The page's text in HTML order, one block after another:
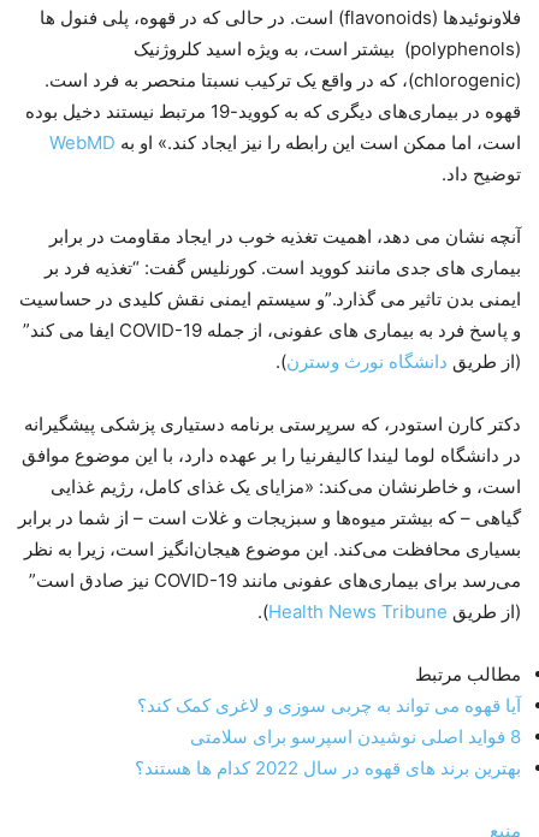
فلاونوئیدها (flavonoids) است. در حالی که در قهوه، پلی فنول ها
(polyphenols) بیشتر است، به ویژه اسید کلروژنیک
(chlorogenic)، که در واقع یک ترکیب نسبتا منحصر به فرد است.
قهوه در بیماری‌های دیگری که به کووید-19 مرتبط نیستند دخیل بوده
است، اما ممکن است این رابطه را نیز ایجاد کند.» او به WebMD
توضیح داد.
آنچه نشان می دهد، اهمیت تغذیه خوب در ایجاد مقاومت در برابر
بیماری های جدی مانند کووید است. کورنلیس گفت: “تغذیه فرد بر
ایمنی بدن تاثیر می گذارد.”و سیستم ایمنی نقش کلیدی در حساسیت
و پاسخ فرد به بیماری های عفونی، از جمله COVID-19 ایفا می کند”
(از طریق دانشگاه نورث وسترن).
دکتر کارن استودر، که سرپرستی برنامه دستیاری پزشکی پیشگیرانه
در دانشگاه لوما لیندا کالیفرنیا را بر عهده دارد، با این موضوع موافق
است، و خاطرنشان می‌کند: «مزایای یک غذای کامل، رژیم غذایی
گیاهی – که بیشتر میوه‌ها و سبزیجات و غلات است – از شما در برابر
بسیاری محافظت می‌کند. این موضوع هیجان‌انگیز است، زیرا به نظر
می‌رسد برای بیماری‌های عفونی مانند COVID-19 نیز صادق است”
(از طریق Health News Tribune
).
مطالب مرتبط
آیا قهوه می تواند به چربی سوزی و لاغری کمک کند؟
8 فواید اصلی نوشیدن اسپرسو برای سلامتی
بهترین برند های قهوه در سال 2022 کدام ها هستند؟
منبع